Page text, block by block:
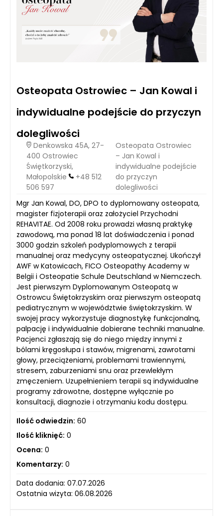
Osteopata Ostrowiec – Jan Kowal i
indywidualne podejście do przyczyn
dolegliwości
Denkowska 45A, 27-
400 Ostrowiec
Świętkorzyski,
Małopolskie
+48 512
506 597
Osteopata Ostrowiec
– Jan Kowal i
indywidualne podejście
do przyczyn
dolegliwości
Mgr Jan Kowal, DO, DPO to dyplomowany osteopata,
magister fizjoterapii oraz założyciel Przychodni
REHAVITAE. Od 2008 roku prowadzi własną praktykę
zawodową, ma ponad 18 lat doświadczenia i ponad
3000 godzin szkoleń podyplomowych z terapii
manualnej oraz medycyny osteopatycznej. Ukończył
AWF w Katowicach, FICO Osteopathy Academy w
Belgii i Osteopatie Schule Deutschland w Niemczech.
Jest pierwszym Dyplomowanym Osteopatą w
Ostrowcu Świętokrzyskim oraz pierwszym osteopatą
pediatrycznym w województwie świętokrzyskim. W
swojej pracy wykorzystuje diagnostykę funkcjonalną,
palpację i indywidualnie dobierane techniki manualne.
Pacjenci zgłaszają się do niego między innymi z
bólami kręgosłupa i stawów, migrenami, zawrotami
głowy, przeciążeniami, problemami trawiennymi,
stresem, zaburzeniami snu oraz przewlekłym
zmęczeniem. Uzupełnieniem terapii są indywidualne
programy zdrowotne, dostępne wyłącznie po
konsultacji, diagnozie i otrzymaniu kodu dostępu.
Ilość odwiedzin: 60
Ilość kliknięć: 0
Ocena: 0
Komentarzy: 0
Data dodania: 07.07.2026
Ostatnia wizyta: 06.08.2026